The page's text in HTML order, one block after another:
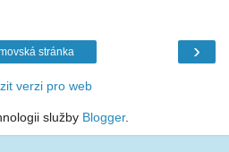
›
stránka
verzi pro web
služby Blogger.